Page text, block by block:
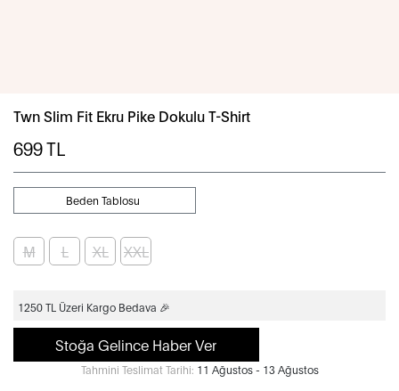
Twn Slim Fit Ekru Pike Dokulu T-Shirt
699TL
Beden Tablosu
M L XL XXL
1250 TL Üzeri Kargo Bedava 🎉
Stoğa Gelince Haber Ver
Tahmini Teslimat Tarihi: 11 Ağustos - 13 Ağustos